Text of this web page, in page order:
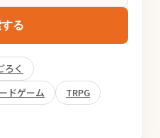
る
ろく
ドゲーム
TRPG